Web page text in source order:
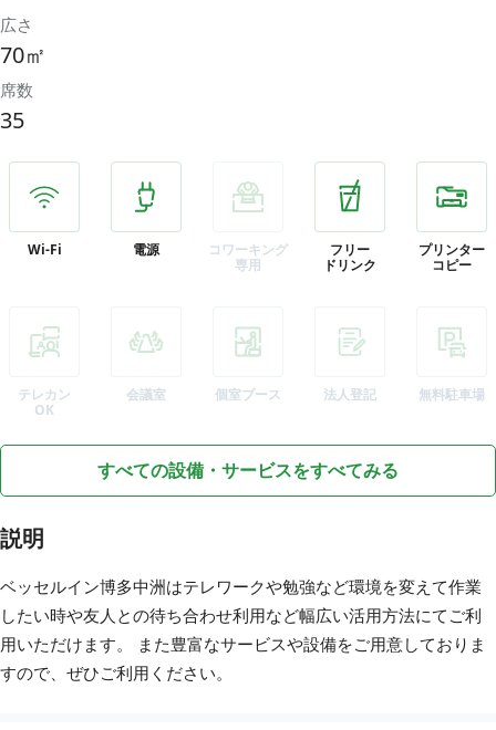
広さ
70㎡
席数
35
Wi-Fi 電源
コワーキング
専用
フリー
ドリンク
プリンター
コピー
テレカン
OK
会議室 個室ブース 法人登記 無料駐車場
すべての設備・サービスをすべてみる
説明
ベッセルイン博多中洲はテレワークや勉強など環境を変えて作業
したい時や友人との待ち合わせ利用など幅広い活用方法にてご利
用いただけます。 また豊富なサービスや設備をご用意しておりま
すので、ぜひご利用ください。